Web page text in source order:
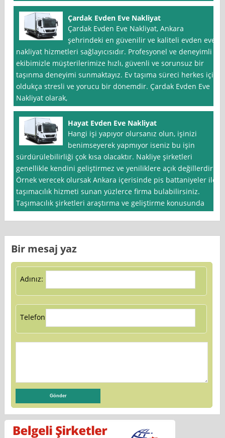
Çardak Evden Eve Nakliyat
Çardak Evden Eve Nakliyat, Ankara
şehrindeki en güvenilir ve kaliteli evden eve
nakliyat hizmetleri sağlayıcısıdır. Profesyonel ve deneyimli
ekibimizle müşterilerimize hızlı, güvenli ve sorunsuz bir
taşınma deneyimi sunmaktayız. Ev taşıma süreci herkes için
oldukça stresli ve yorucu bir dönemdir. Çardak Evden Eve
Nakliyat olarak,
Hayat Evden Eve Nakliyat
Hangi işi yapıyor olursanız olun, işinizi
benimseyerek yapmıyor iseniz bu işin
sürdürülebilirliği çok kısa olacaktır. Nakliye şirketleri
genellikle kendini geliştirmez ve yeniliklere açık değillerdir.
Örnek verecek olursak Ankara içerisinde pis battaniyeler ile
taşımacılık hizmeti sunan yüzlerce firma bulabilirsiniz.
Taşımacılık şirketleri araştırma ve geliştirme konusunda
Bir mesaj yaz
Adınız:
Telefon: